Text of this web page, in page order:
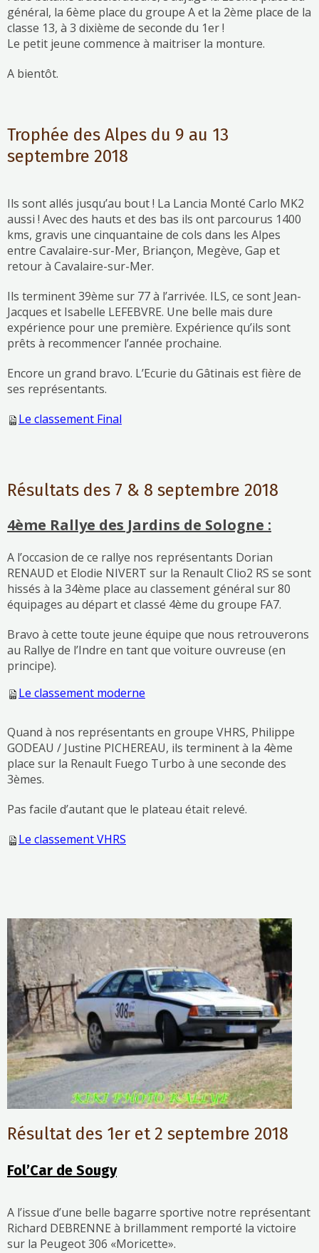
général, la 6ème place du groupe A et la 2ème place de la
classe 13, à 3 dixième de seconde du 1er !
Le petit jeune commence à maitriser la monture.
A bientôt.
Trophée des Alpes du 9 au 13
septembre 2018
Ils sont allés jusqu’au bout ! La Lancia Monté Carlo MK2
aussi ! Avec des hauts et des bas ils ont parcourus 1400
kms, gravis une cinquantaine de cols dans les Alpes
entre Cavalaire-sur-Mer, Briançon, Megève, Gap et
retour à Cavalaire-sur-Mer.
Ils terminent 39ème sur 77 à l’arrivée. ILS, ce sont Jean-
Jacques et Isabelle LEFEBVRE. Une belle mais dure
expérience pour une première. Expérience qu’ils sont
prêts à recommencer l’année prochaine.
Encore un grand bravo. L’Ecurie du Gâtinais est fière de
ses représentants.
Le classement Final
Résultats des 7 & 8 septembre 2018
4ème Rallye des Jardins de Sologne :
A l’occasion de ce rallye nos représentants Dorian
RENAUD et Elodie NIVERT sur la Renault Clio2 RS se sont
hissés à la 34ème place au classement général sur 80
équipages au départ et classé 4ème du groupe FA7.
Bravo à cette toute jeune équipe que nous retrouverons
au Rallye de l’Indre en tant que voiture ouvreuse (en
principe).
Le classement moderne
Quand à nos représentants en groupe VHRS, Philippe
GODEAU / Justine PICHEREAU, ils terminent à la 4ème
place sur la Renault Fuego Turbo à une seconde des
3èmes.
Pas facile d’autant que le plateau était relevé.
Le classement VHRS
Résultat des 1er et 2 septembre 2018
Fol’Car de Sougy
A l’issue d’une belle bagarre sportive notre représentant
Richard DEBRENNE à brillamment remporté la victoire
sur la Peugeot 306 «Moricette».